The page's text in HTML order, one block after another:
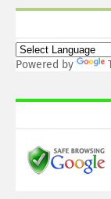
Powered by